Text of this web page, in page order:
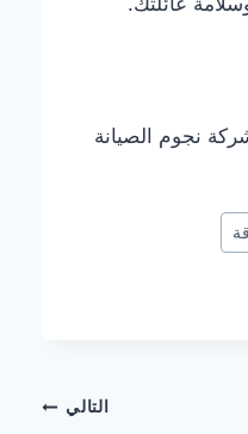
نجوم الصيانة
التالي